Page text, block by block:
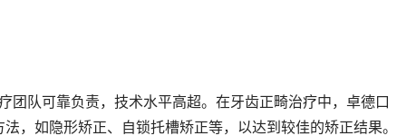
，如隐形矫正、自锁托槽矫正等，以达到较佳的矫正结果。